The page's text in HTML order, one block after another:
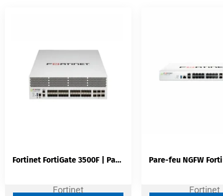
Fortinet
Fortinet FortiGate 3500F | Pare-feu NGFW Rack 2U | 595 Gbps | 100GbE NP7 CP9 | Zero Trust | Security Fabric
Fortinet